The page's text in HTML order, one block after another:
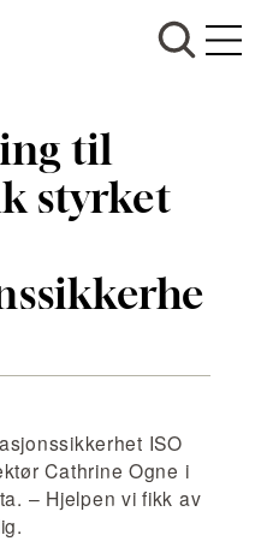
til
styrket
ISO
Cathrine Ogne i
– Hjelpen vi fikk av